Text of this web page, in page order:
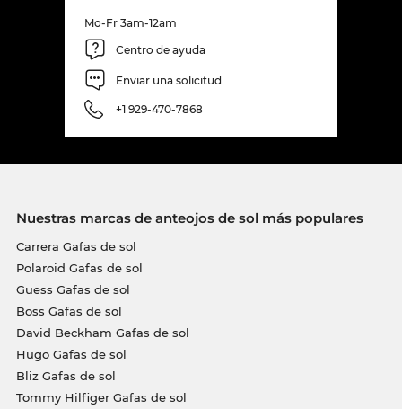
Mo-Fr 3am-12am
Centro de ayuda
Enviar una solicitud
+1 929-470-7868
Nuestras marcas de anteojos de sol más populares
Carrera Gafas de sol
Polaroid Gafas de sol
Guess Gafas de sol
Boss Gafas de sol
David Beckham Gafas de sol
Hugo Gafas de sol
Bliz Gafas de sol
Tommy Hilfiger Gafas de sol